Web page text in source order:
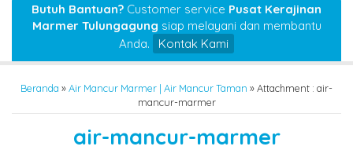
Butuh Bantuan? Customer service Pusat Kerajinan
Marmer Tulungagung siap melayani dan membantu
Anda.
Kontak Kami
Beranda »Air Mancur Marmer | Air Mancur Taman » Attachment : air-
mancur-marmer
air-mancur-marmer